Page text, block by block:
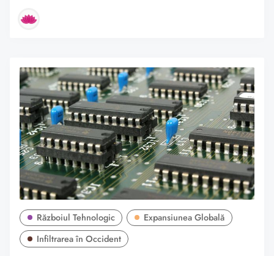
Războiul Tehnologic
Expansiunea Globală
Infiltrarea în Occident